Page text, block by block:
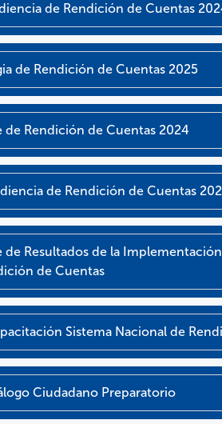
de Rendición de Cuentas
de Rendición de Cuentas 2025
de Rendición de Cuentas 2024
de Rendición de Cuentas
de Resultados de la
de Cuentas
Sistema Nacional de
Ciudadano Preparatorio